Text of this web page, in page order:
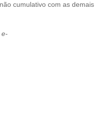
cumulativo com as demais
e-